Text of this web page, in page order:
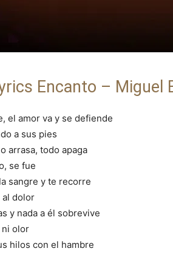
Encanto – Miguel
el amor va y se defiende
a sus pies
arrasa, todo apaga
se fue
sangre y te recorre
al dolor
y nada a él sobrevive
ni olor
hilos con el hambre